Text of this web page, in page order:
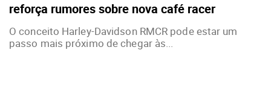
reforça rumores sobre nova café racer
O conceito Harley-Davidson RMCR pode estar um
passo mais próximo de chegar às...